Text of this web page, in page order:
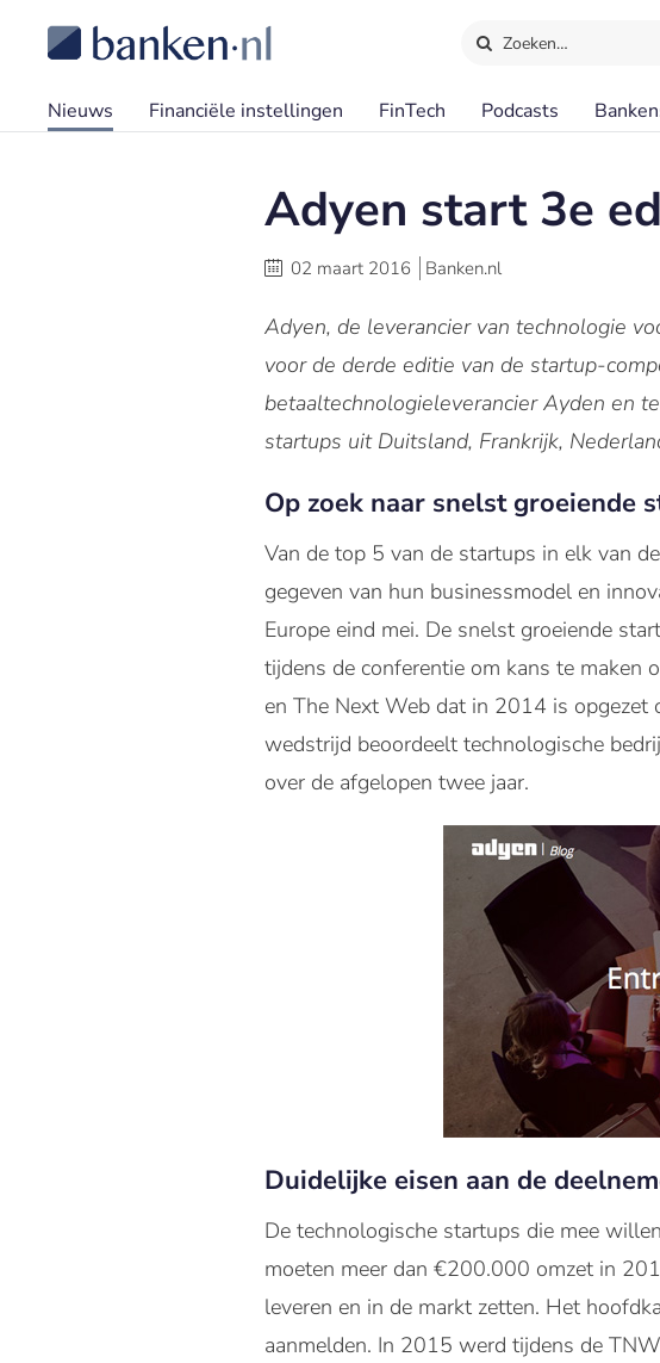
Zoeken…
Nieuws Financiële instellingen FinTech Podcasts
Adyen start 3e
02 maart 2016 Banken.nl
Adyen, de leverancier van technologie
voor de derde editie van de startup-
betaaltechnologieleverancier Ayden en
startups uit Duitsland, Frankrijk,
Op zoek naar snelst groeiende
Van de top 5 van de startups in elk van
gegeven van hun businessmodel en
Europe eind mei. De snelst groeiende
tijdens de conferentie om kans te maken
en The Next Web dat in 2014 is opgezet
wedstrijd beoordeelt technologische
over de afgelopen twee jaar.
Duidelijke eisen aan de
De technologische startups die mee
moeten meer dan €200.000 omzet in
leveren en in de markt zetten. Het
aanmelden. In 2015 werd tijdens de